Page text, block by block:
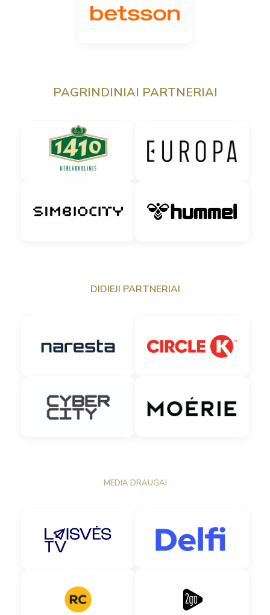
PAGRINDINIAI PARTNERIAI
DIDIEJI PARTNERIAI
MEDIA DRAUGAI